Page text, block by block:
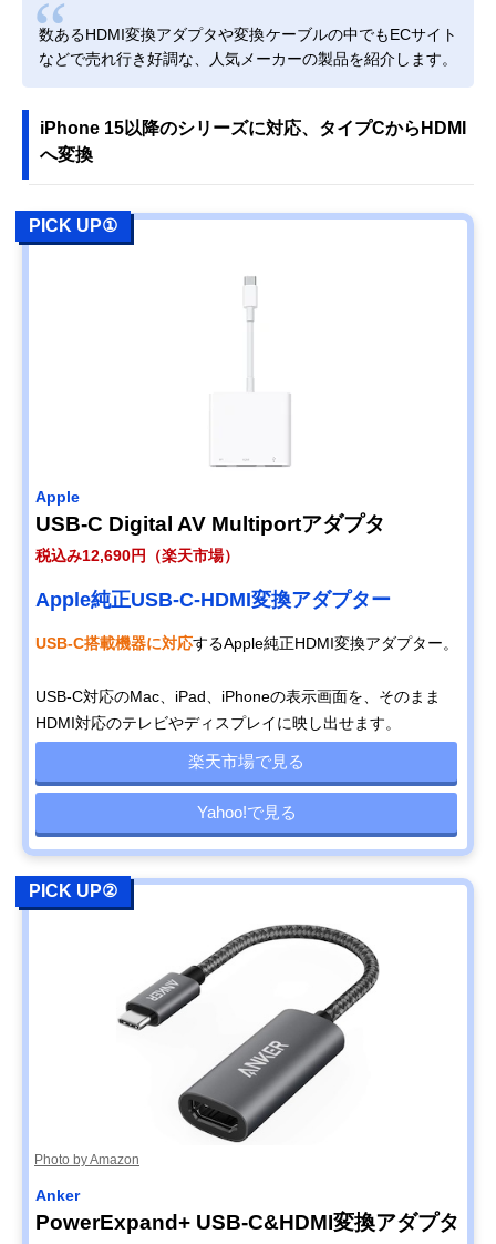
数あるHDMI変換アダプタや変換ケーブルの中でもECサイト
などで売れ行き好調な、人気メーカーの製品を紹介します。
iPhone 15以降のシリーズに対応、タイプCからHDMI
へ変換
PICK UP①
Apple
USB-C Digital AV Multiportアダプタ
税込み12,690円（楽天市場）
Apple純正USB-C-HDMI変換アダプター
USB-C搭載機器に対応するApple純正HDMI変換アダプター。
USB-C対応のMac、iPad、iPhoneの表示画面を、そのまま
HDMI対応のテレビやディスプレイに映し出せます。
楽天市場で見る
Yahoo!で見る
PICK UP②
Photo by Amazon
Anker
PowerExpand+ USB-C&HDMI変換アダプタ